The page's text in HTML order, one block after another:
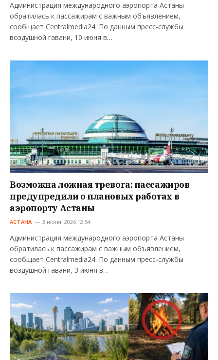
Администрация международного аэропорта Астаны
обратилась к пассажирам с важным объявлением,
сообщает Centralmedia24. По данным пресс-службы
воздушной гавани, 10 июня в…
Возможна ложная тревога: пассажиров
предупредили о плановых работах в
аэропорту Астаны
АСТАНА 3 июня, 2026 12:54
Администрация международного аэропорта Астаны
обратилась к пассажирам с важным объявлением,
сообщает Centralmedia24. По данным пресс-службы
воздушной гавани, 3 июня в…